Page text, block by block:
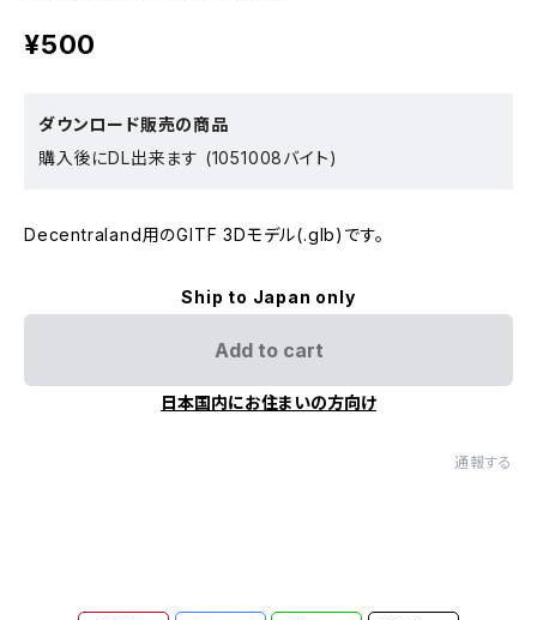
¥500
ダウンロード販売の商品
購入後にDL出来ます (1051008バイト)
Decentraland用のGlTF 3Dモデル(.glb)です。
Ship to Japan only
Add to cart
日本国内にお住まいの方向け
通報する